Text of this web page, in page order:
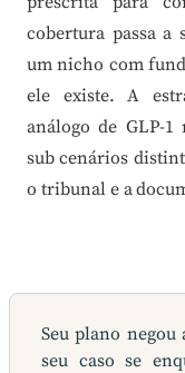
cobertura passa
um nicho com
ele existe. A
análogo de GLP-1
sub cenários
o tribunal e a
Seu plano negou
seu caso se